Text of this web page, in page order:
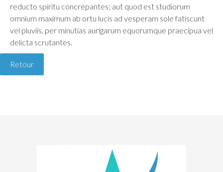
reducto spiritu concrepantes; aut quod est studiorum
omnium maximum ab ortu lucis ad vesperam sole fatiscunt
vel pluviis, per minutias aurigarum equorumque praecipua vel
delicta scrutantes.
Retour